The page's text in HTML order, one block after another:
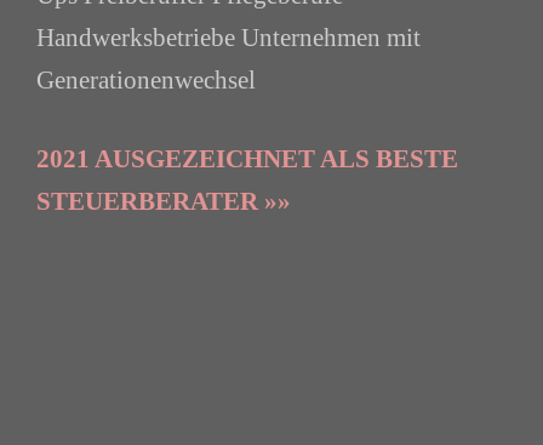
Handwerksbetriebe Unternehmen mit
Generationenwechsel
2021 AUSGEZEICHNET ALS BESTE
STEUERBERATER »»